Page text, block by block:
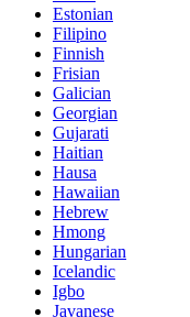
Estonian
Filipino
Finnish
Frisian
Galician
Georgian
Gujarati
Haitian
Hausa
Hawaiian
Hebrew
Hmong
Hungarian
Icelandic
Igbo
Javanese